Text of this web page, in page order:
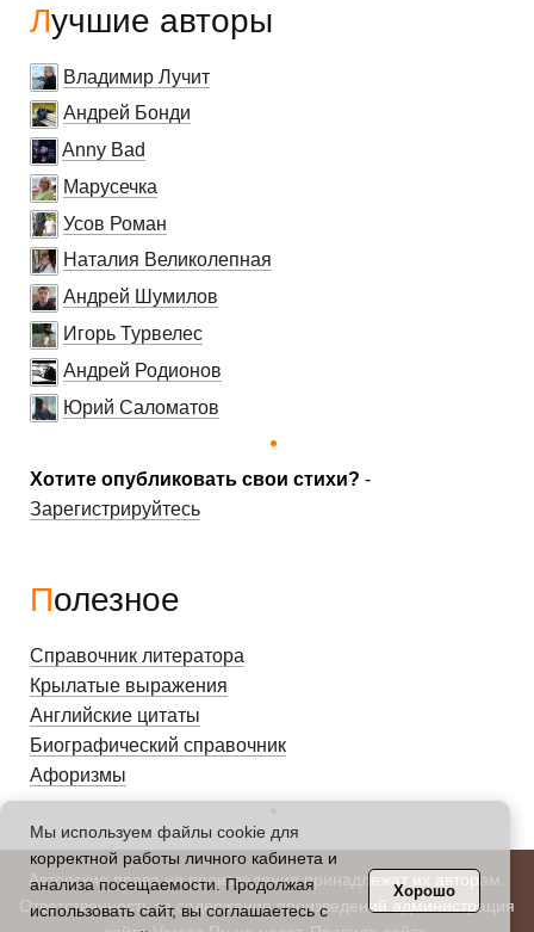
Лучшие авторы
Владимир Лучит
Андрей Бонди
Anny Bad
Марусечка
Усов Роман
Наталия Великолепная
Андрей Шумилов
Игорь Турвелес
Андрей Родионов
Юрий Саломатов
Хотите опубликовать свои стихи? -
Зарегистрируйтесь
Полезное
Справочник литератора
Крылатые выражения
Английские цитаты
Биографический справочник
Афоризмы
Авторские права на произведения принадлежат их авторам.
Ответственность за содержание произведений администрация
Мы используем файлы cookie для
корректной работы личного кабинета и
анализа посещаемости. Продолжая
использовать сайт, вы соглашаетесь с
Хорошо